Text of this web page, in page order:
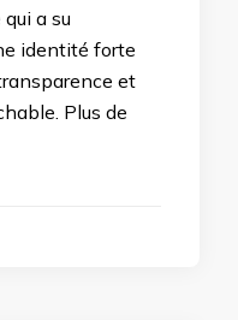
a su
identité forte
et
Plus de